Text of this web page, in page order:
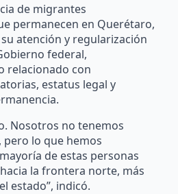
de migrantes
permanecen en Querétaro,
atención y regularización
federal,
relacionado con
estatus legal y
Nosotros no tenemos
lo que hemos
de estas personas
la frontera norte, más
estado”, indicó.